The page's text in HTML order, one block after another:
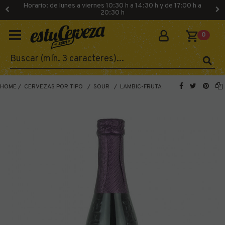
Horario: de lunes a viernes 10:30 h a 14:30 h y de 17:00 h a
20:30 h
0
HOME CERVEZAS POR TIPO SOUR LAMBIC-FRUTA